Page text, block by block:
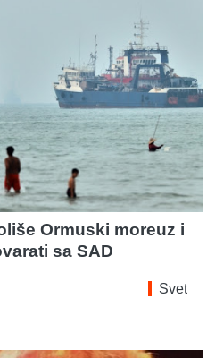
Ormuski moreuz i
sa SAD
Svet